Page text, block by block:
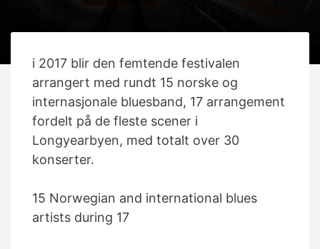
i 2017 blir den femtende festivalen
arrangert med rundt 15 norske og
internasjonale bluesband, 17 arrangement
fordelt på de fleste scener i
Longyearbyen, med totalt over 30
konserter.
15 Norwegian and international blues
artists during 17